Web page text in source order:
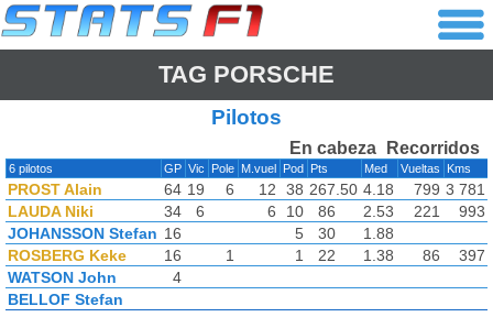
TAG PORSCHE
Pilotos
En cabeza Recorridos
6 pilotos GP Vic Pole M.vuel Pod Pts Med Vueltas Kms
PROST Alain 64 19 6 12 38 267.50 4.18 799 3 781
LAUDA Niki
34 6 6 10 86 2.53 221 993
JOHANSSON Stefan 16 5 30
1.88
ROSBERG Keke
16 1 1 22 1.38 86
397
WATSON John
4
BELLOF Stefan